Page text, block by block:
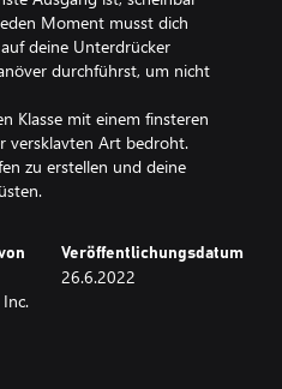
Moment musst dich
deine Unterdrücker
durchführst, um nicht
Klasse mit einem finsteren
versklavten Art bedroht.
zu erstellen und deine
Veröffentlichungsdatum
26.6.2022